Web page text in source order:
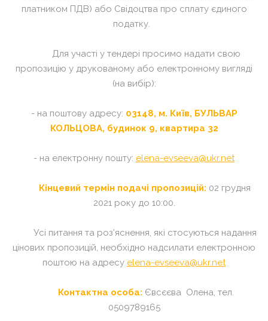
платником ПДВ) або Свідоцтва про сплату єдиного
податку.
Для участі у тендері просимо надати свою
пропозицію у друкованому або електронному вигляді
(на вибір):
- на поштову адресу: 03148, м. Київ, БУЛЬВАР
КОЛЬЦОВА, будинок 9, квартира 32
- на електронну пошту: elena-evseeva@ukr.net
Кінцевий термін подачі пропозицій: 02 грудня
2021 року до 10:00.
Усі питання та роз’яснення, які стосуються надання
цінових пропозицій, необхідно надсилати електронною
поштою на адресу elena-evseeva@ukr.net
Контактна особа: Євсєєва Олена, тел.
0509789165